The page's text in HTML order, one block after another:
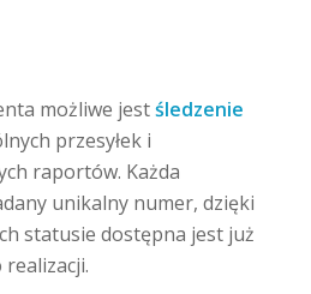
możliwe jestśledzenie
przesyłek i
raportów. Każda
unikalny numer, dzięki
statusie dostępna jest już